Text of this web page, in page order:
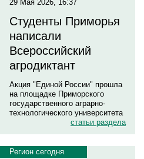
29 Мая 2026, 16:37
Студенты Приморья
написали
Всероссийский
агродиктант
Акция "Единой России" прошла
на площадке Приморского
государственного аграрно-
технологического университета
статьи раздела
Регион сегодня